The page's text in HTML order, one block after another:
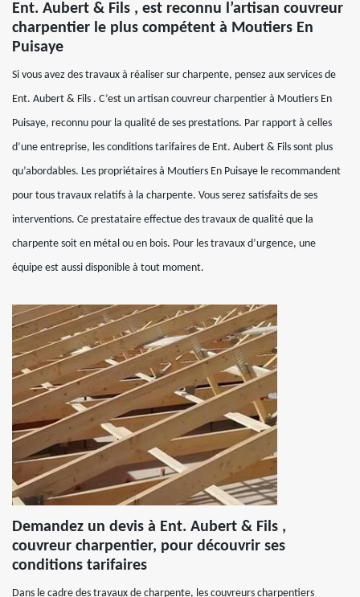
Ent. Aubert & Fils , est reconnu l’artisan couvreur
charpentier le plus compétent à Moutiers En
Puisaye
Si vous avez des travaux à réaliser sur charpente, pensez aux services de
Ent. Aubert & Fils . C’est un artisan couvreur charpentier à Moutiers En
Puisaye, reconnu pour la qualité de ses prestations. Par rapport à celles
d’une entreprise, les conditions tarifaires de Ent. Aubert & Fils sont plus
qu’abordables. Les propriétaires à Moutiers En Puisaye le recommandent
pour tous travaux relatifs à la charpente. Vous serez satisfaits de ses
interventions. Ce prestataire effectue des travaux de qualité que la
charpente soit en métal ou en bois. Pour les travaux d’urgence, une
équipe est aussi disponible à tout moment.
Demandez un devis à Ent. Aubert & Fils ,
couvreur charpentier, pour découvrir ses
conditions tarifaires
Dans le cadre des travaux de charpente, les couvreurs charpentiers